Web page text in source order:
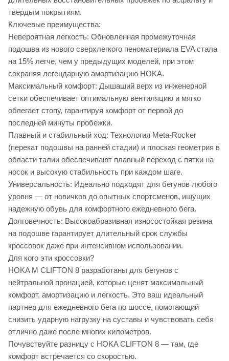
твердым покрытиям.
Ключевые преимущества:
Невероятная легкость: Обновленная промежуточная
подошва из нового сверхлегкого пеноматериала EVA стала
на 15% легче, чем у предыдущих моделей, при этом
сохраняя легендарную амортизацию HOKA.
Максимальный комфорт: Дышащий верх из инженерной
сетки обеспечивает оптимальную вентиляцию и мягко
облегает стопу, гарантируя комфорт от первой до
последней минуты пробежки.
Плавный и стабильный ход: Технология Meta-Rocker
(перекат подошвы на ранней стадии) и плоская геометрия в
области талии обеспечивают плавный переход с пятки на
носок и высокую стабильность при каждом шаге.
Универсальность: Идеально подходят для бегунов любого
уровня — от новичков до опытных спортсменов, ищущих
надежную обувь для комфортного ежедневного бега.
Долговечность: Высокоабразивная износостойкая резина
на подошве гарантирует длительный срок службы
кроссовок даже при интенсивном использовании.
Для кого эти кроссовки?
HOKA M CLIFTON 8 разработаны для бегунов с
нейтральной пронацией, которые ценят максимальный
комфорт, амортизацию и легкость. Это ваш идеальный
партнер для ежедневного бега по шоссе, помогающий
снизить ударную нагрузку на суставы и чувствовать себя
отлично даже после многих километров.
Почувствуйте разницу с HOKA CLIFTON 8 — там, где
комфорт встречается со скоростью.